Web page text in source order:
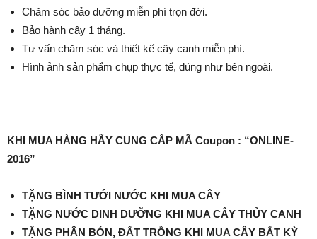
Chăm sóc bảo dưỡng miễn phí trọn đời.
Bảo hành cây 1 tháng.
Tư vấn chăm sóc và thiết kế cây canh miễn phí.
Hình ảnh sản phẩm chụp thực tế, đúng như bên ngoài.
KHI MUA HÀNG HÃY CUNG CẤP MÃ Coupon : “ONLINE-
2016”
TẶNG BÌNH TƯỚI NƯỚC KHI MUA CÂY
TẶNG NƯỚC DINH DƯỠNG KHI MUA CÂY THỦY CANH
TẶNG PHÂN BÓN, ĐẤT TRỒNG KHI MUA CÂY BẤT KỲ